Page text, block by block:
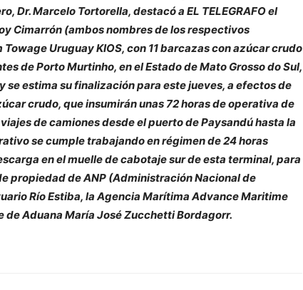
Dr. Marcelo Tortorella, destacó a EL TELEGRAFO el
Cimarrón (ambos nombres de los respectivos
Uruguay KIOS, con 11 barcazas con azúcar crudo
de Porto Murtinho, en el Estado de Mato Grosso do Sul,
se estima su finalización para este jueves, a efectos de
crudo, que insumirán unas 72 horas de operativa de
de camiones desde el puerto de Paysandú hasta la
se cumple trabajando en régimen de 24 horas
en el muelle de cabotaje sur de esta terminal, para
propiedad de ANP (Administración Nacional de
Río Estiba, la Agencia Marítima Advance Maritime
Aduana María José Zucchetti Bordagorr.